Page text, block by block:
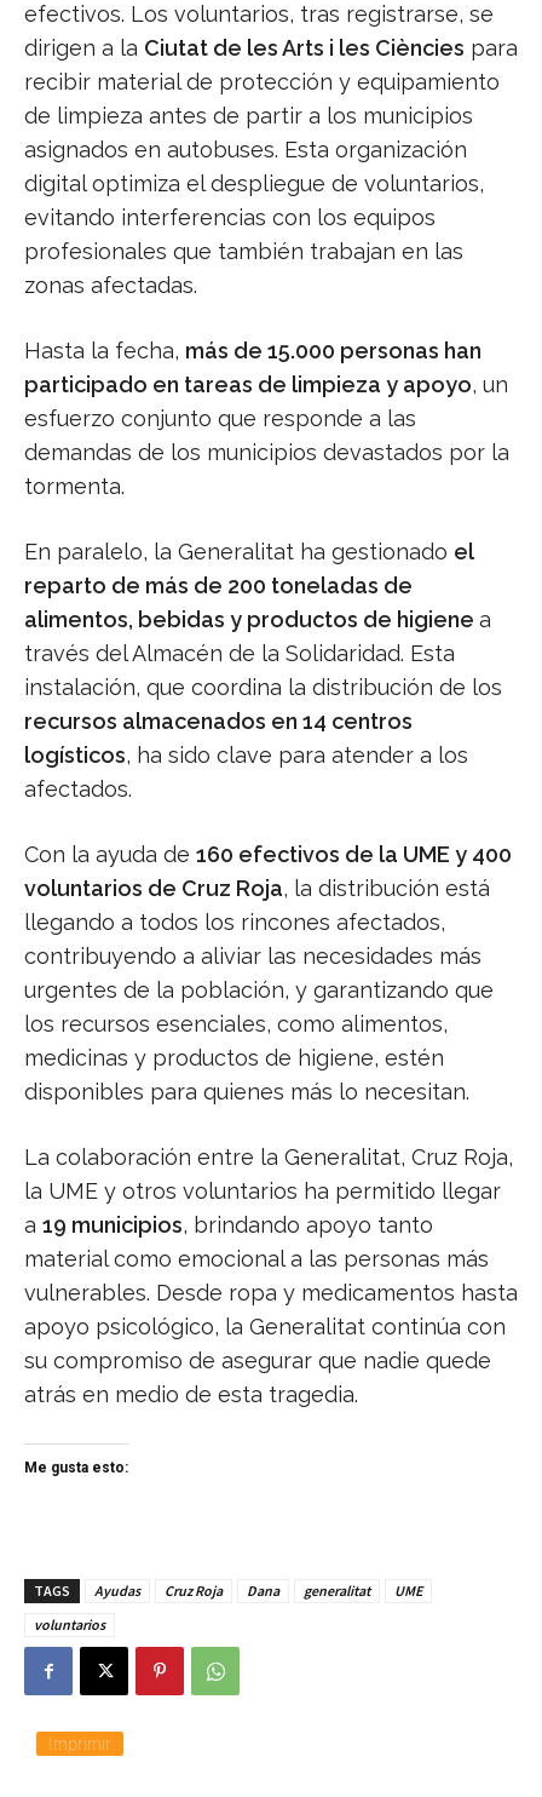
efectivos. Los voluntarios, tras registrarse, se
dirigen a la Ciutat de les Arts i les Ciències para
recibir material de protección y equipamiento
de limpieza antes de partir a los municipios
asignados en autobuses. Esta organización
digital optimiza el despliegue de voluntarios,
evitando interferencias con los equipos
profesionales que también trabajan en las
zonas afectadas.
Hasta la fecha, más de 15.000 personas han
participado en tareas de limpieza y apoyo, un
esfuerzo conjunto que responde a las
demandas de los municipios devastados por la
tormenta.
En paralelo, la Generalitat ha gestionado el
reparto de más de 200 toneladas de
alimentos, bebidas y productos de higiene a
través del Almacén de la Solidaridad. Esta
instalación, que coordina la distribución de los
recursos almacenados en 14 centros
logísticos, ha sido clave para atender a los
afectados.
Con la ayuda de 160 efectivos de la UME y 400
voluntarios de Cruz Roja, la distribución está
llegando a todos los rincones afectados,
contribuyendo a aliviar las necesidades más
urgentes de la población, y garantizando que
los recursos esenciales, como alimentos,
medicinas y productos de higiene, estén
disponibles para quienes más lo necesitan.
La colaboración entre la Generalitat, Cruz Roja,
la UME y otros voluntarios ha permitido llegar
a 19 municipios, brindando apoyo tanto
material como emocional a las personas más
vulnerables. Desde ropa y medicamentos hasta
apoyo psicológico, la Generalitat continúa con
su compromiso de asegurar que nadie quede
atrás en medio de esta tragedia.
Me gusta esto:
TAGS Ayudas Cruz Roja Dana generalitat
UME
voluntarios
Imprimir